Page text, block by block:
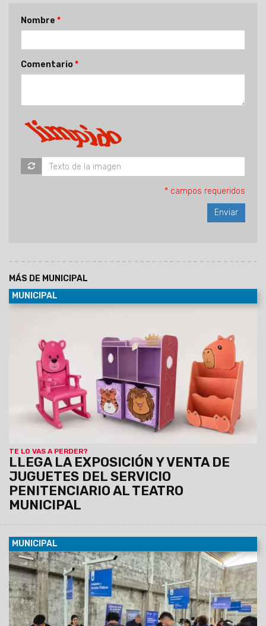
Nombre
Comentario
* campos requeridos
MÁS DE MUNICIPAL
MUNICIPAL
TE LO VAS A PERDER?
LLEGA LA EXPOSICIÓN Y VENTA DE
JUGUETES DEL SERVICIO
PENITENCIARIO AL TEATRO
MUNICIPAL
19 hs, con entrada libre y gratuita. Se exhibirán juguetes de
madera, artesanías infantiles, muebles y utilitarios
elaborados por la Dirección Industrial del Servicio
Penitenciario de Salta.
MUNICIPAL
09/08/2026 Esta mañana se realizó una nueva edición de
"La Muni en tu Barrio" en el Club Deportivo de Solís Pizarro,
donde los vecinos pudieron realizar trámites y gestiones
municipales y provinciales. Además, se desarrolló un
operativo de discapacidad para facilitar el acceso al
Certificado Único de Discapacidad (CUD) y otras